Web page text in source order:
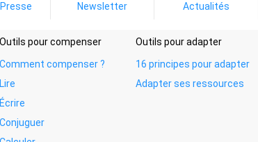
Newsletter Actualités
Outils pour compenser
Comment compenser ?
Lire
Écrire
Conjuguer
Outils pour adapter
16 principes pour adapter
Adapter ses ressources